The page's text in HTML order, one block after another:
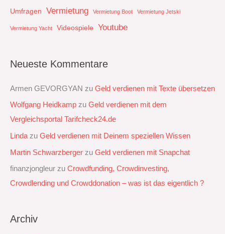
Umfragen Vermietung Vermietung Boot Vermietung Jetski
Vermietung Yacht Videospiele Youtube
Neueste Kommentare
Armen GEVORGYAN zu Geld verdienen mit Texte übersetzen
Wolfgang Heidkamp zu Geld verdienen mit dem
Vergleichsportal Tarifcheck24.de
Linda zu Geld verdienen mit Deinem speziellen Wissen
Martin Schwarzberger zu Geld verdienen mit Snapchat‭
finanzjongleur zu Crowdfunding, Crowdinvesting,
Crowdlending und Crowddonation – was ist das eigentlich ?
Archiv